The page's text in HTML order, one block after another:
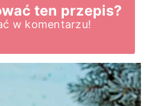
ten przepis?
w komentarzu!